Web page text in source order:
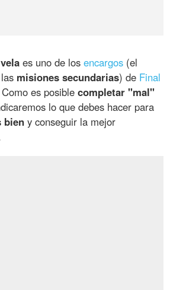
es uno de losencargos (el
misiones secundarias) de Final
es posiblecompletar "mal"
lo que debes hacer para
bien y conseguir la mejor